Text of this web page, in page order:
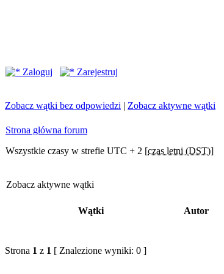
Zaloguj
Zarejestruj
Zobacz wątki bez odpowiedzi | Zobacz aktywne wątki
Strona główna forum
Wszystkie czasy w strefie UTC + 2 [czas letni (DST)]
Zobacz aktywne wątki
Wątki Autor
Strona 1 z 1 [ Znalezione wyniki: 0 ]